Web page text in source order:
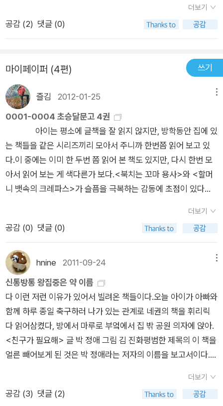
동우는 엄마가 집중력에 도움이 된다는 약을 먹이려고 한다. 부모
들은 현실의 부모들과 마찬가지로 불완전하고 부조리하다. 그래
기차 여행이나 상상의 세계에서의 모험, 학원 빼먹고 놀기와 엄마
곯려 주기 등 자신들이 한번쯤 꿈꾸었을 법한 일탈을 간접적으로
경험하게 된다. 책을 읽는 아이들은 주인공의 모험에 동참하여 함
께 가슴을 졸이고 놀라기도 하고 신나게 웃기도 하면서 대리만족
을 느낀다. 이 작품을 재미있게 하는 또 한가지의 매력은 바로 거
침없이 읽혀지도록 쓰여진 문체에 있다. 화자는 곧 주인공이거나,
주인공의 행동과 생각과 느낌을 자세히 묘사하며 이야기를 속도
감 있게 전개해 나간다. 숨가쁘게 읽다 보면 마치 한편의 만화 영
화를 보는 듯 생생한 느낌을 준다. 특히 '5월 5일'과 '신통방통 왕
집중'을 권하고 싶다. '5월 5일'은 가족과 형제의 소중함을 과장
없이 그려 내고 있다. 목탄을 이용하여 그린 삽화는 진석이의 우
울하고 답답하고 불안한 심정을 잘 표현하고 있다. '신통방통 왕
다. '제4회 문학동네어린이문학상'수상작이기도 한 이 작품은 심
사평에서도 밝혔듯이 교훈적이지 않다. 그렇지만 선과 악의 개념
이 형성되어 있고 현실과 상상의 세계를 구별할 수 있는 초등학교
3학년의 아이라면 재미있게 읽을 수 있다. 학원을 오가느라 지치
고 과도한 공부로 힘들 때 부담없이 키득거리며 이 책을 읽고 나
면 어느새 새로운 기운이 솟아날 것이다.
과 내면 심리를 보여주고 있다. '5월 5일'은 편모 가정에서 어려운
형편 때문에 동생과 떨어져 사는 진석이 어린이날 엄마와의 갈등
으로 엄마 허락 없이 할머니 집으로 무작정 찾아가면서 벌어지는
이야기로, 4편의 단편 중 유일하게 현실적인 장치로만 이루어졌
으며, 연필로 스케치한 흑백의 일러스트가 이러한 현실성을 배가
시켰다.나머지 3편의 단편들은 모두 현실과 환상, 상상의 장치를
적절히 조합하여 웃음과 흥미를 유발하고 있다. 일요일 아침 맞벌
이 부모의 말한마디에 무작정 집을 나온 민기가 우연히 만난 고양
이를 따라 겪게 되는 환상 모험을 보여준 '뒤로 걸은 날', 학원과
공부를 강요하는 엄마의 잔소리를 피하려다 쥐소동을 겪고 쥐와
교감을 나누는 준환의 이야기 '살려줘, 제발!', 신기한 신통방통 왕
집중약을 둘러싸고 벌어지는 엄마와 동우와의 소동인 '신통방통
왕집중'은 기발한 상상과 현실 속 아이들이 엄마와 겪는 갈등들을
필요에 따라 주문을 외우면 집중하게 해주는 마법 같은 왕집중약
등의 환상 요소는 특히 익살스럽고 코믹한 만화 같은 일러스트들
을 통해 더욱 재미를 준다.그리고 4편의 이야기가 각기 3인칭, 1
인칭 주인공 시점을 활용하여 직접적으로 화자인 아이들의 심리
를 그대로 드러내어, 독자인 아이들로 하여금 주인공이 어른들과
겪는 갈등을 공감할 수 있게 하고 있다. 동시에 담임선생님이나
어른들의 잔소리 같은 억지스런 교훈을 드러내지도 않는 점은 마
치 아이들이 그저 자신의 마음을 어른들이 알아줬으면 하는 기대
같이 거부감이 없게 한다. 또한 모든 이야기들의 마무리는 아이들
이 부모와의 갈등을 겪은 후 그대로 일탈하는 것이 아니라 다시
가정으로 복귀한다는 것이다. 현실의 아이들이 그런 것처럼, 아이
들은 갈등을 겪고 해소하는 것이다. 교육열이 그 어느 선진국보다
치열하고, 잘살기 위해 일하기 바쁜 부모들 속에서 자라나는 아이
더보기
공감 (2) 댓글 (0)
마이페이퍼 (4편) 쓰기
즐김 2012-01-25
0001-0004 초승달문고 4권
아이는 평소에 글책을 잘 읽지 않지만, 방학동안 집에 있
는 책들을 같은 시리즈끼리 모아서 주니까 한번쯤 읽어 보고 있
다.이 중에는 이미 한 두번 쯤 읽어 본 책도 있지만, 다시 한번 모
아서 읽어 보는 게 색다른가 보다.<북치는 꼬마 용사>와 <할머
니 뱃속의 크레파스>가 슬픔을 극복하는 감동에 초점이 있다면,
의 성향에는 <조롱조롱 조롱박>과 <신통방통 왕집중>이 더 잘
맞는 것 같다.저학년 대상의 시리즈지만 4학년까지는 볼만한 것
같다.
더보기
공감 (0) 댓글 (0)
hnine 2011-09-24
신통방통 왕집중은 약 이름
다 이런 저런 이유가 있어서 빌려온 책들이다.오늘 아이가 아빠와
함께 하루 종일 축구하러 나가 있는 관계로 네권의 책을 휘리릭
다 읽어삼켰다, 방에서 마루로 부엌에서 집 밖 공원 의자에 앉아.
<친구가 필요해> 글 박 정애 그림 김 진화평범한 제목의 이 책을
얼른 빼어보게 된 것은 박 정애라는 저자의 이름을 보고서이다.
아직도 내 기억에 남아있다. 사진 배경에 인물은 종이를 오려 붙
인 듯 표현한 삽화가 독특하다.키도 작고 얼굴도 별로인 3학년 여
더보기
공감 (3) 댓글 (2)